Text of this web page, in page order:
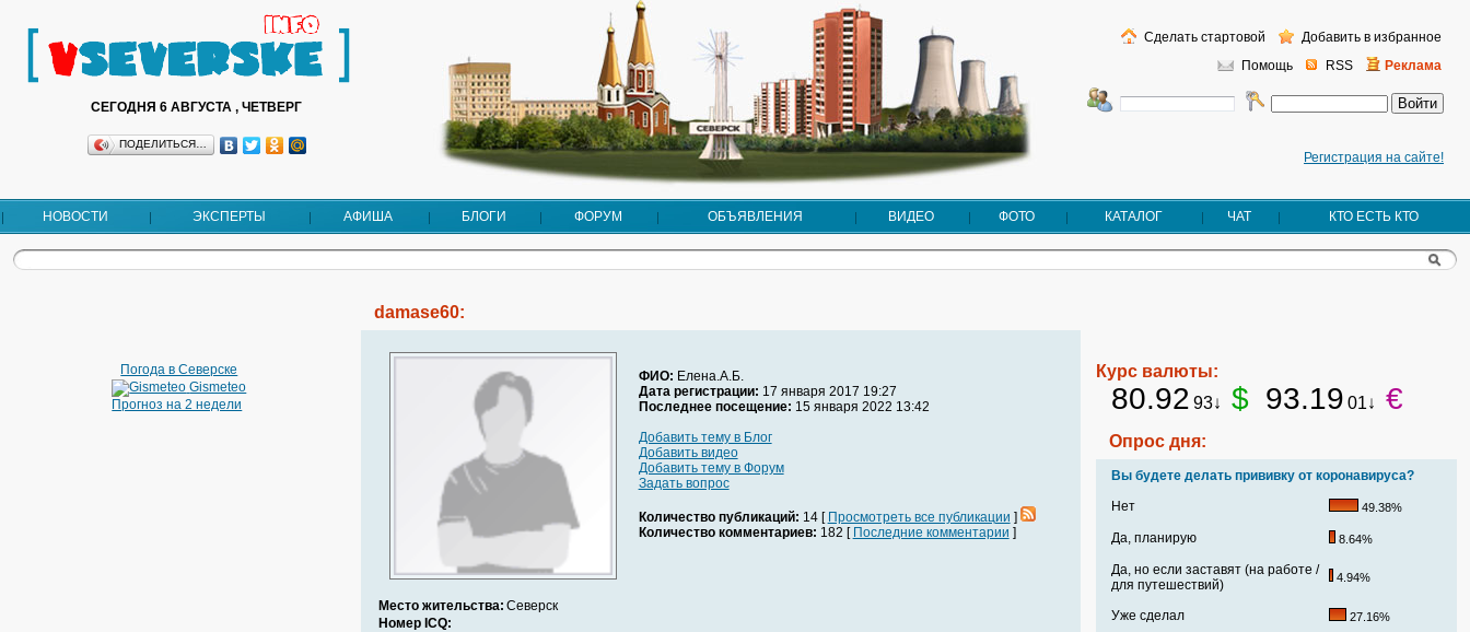
СЕГОДНЯ 6 АВГУСТА , ЧЕТВЕРГ
ПОДЕЛИТЬСЯ…
Регистрация на сайте!
Помощь RSS Реклама
Сделать стартовой Добавить в избранное
НОВОСТИ ЭКСПЕРТЫ АФИША БЛОГИ ФОРУМ ОБЪЯВЛЕНИЯ ВИДЕО ФОТО КАТАЛОГ ЧАТ КТО ЕСТЬ КТО
Погода в Северске
Gismeteo
Прогноз на 2 недели
damase60:
ФИО: Елена.А.Б.
Дата регистрации: 17 января 2017 19:27
Последнее посещение: 15 января 2022 13:42
Добавить тему в Блог
Добавить видео
Добавить тему в Форум
Задать вопрос
Количество публикаций: 14 [ Просмотреть все публикации ]
Количество комментариев: 182 [ Последние комментарии ]
Место жительства: Северск
Номер ICQ:
Курс валюты:
80.92 93↓ $ 93.19 01↓ €
Опрос дня:
Вы будете делать прививку от коронавируса?
Нет
49.38%
Да, планирую 8.64%
Да, но если заставят (на работе /
для путешествий)
4.94%
Уже сделал 27.16%